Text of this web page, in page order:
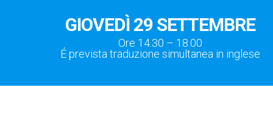
GIOVEDÌ 29 SETTEMBRE
Ore 14.30 – 18.00
É prevista traduzione simultanea in inglese